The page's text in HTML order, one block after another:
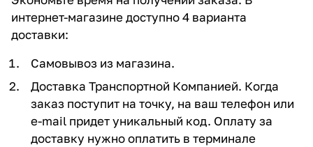
интернет-магазине доступно 4 варианта
доставки:
Самовывоз из магазина.
Доставка Транспортной Компанией. Когда
заказ поступит на точку, на ваш телефон или
e-mail придет уникальный код. Оплату за
доставку нужно оплатить в терминале